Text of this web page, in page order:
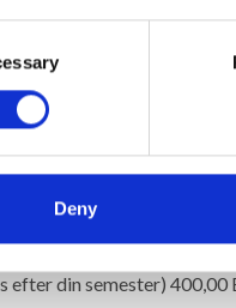
Deny
badrum med dusch och
en öppen mezzanine
och det är därför att
inte är utrustat med WIFI.
efter din semester) 400,00